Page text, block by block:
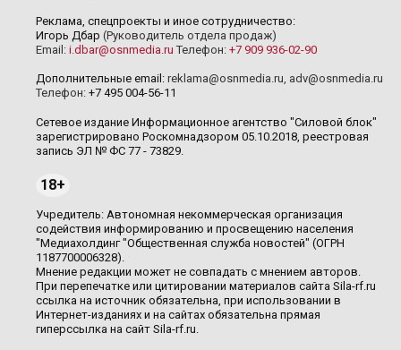
Реклама, спецпроекты и иное сотрудничество:
Игорь Дбар (Руководитель отдела продаж)
Email: i.dbar@osnmedia.ru Телефон: +7 909 936-02-90
Дополнительные email: reklama@osnmedia.ru, adv@osnmedia.ru
Телефон: +7 495 004-56-11
Сетевое издание Информационное агентство "Силовой блок"
зарегистрировано Роскомнадзором 05.10.2018, реестровая
запись ЭЛ № ФС 77 - 73829.
18+
Учредитель: Автономная некоммерческая организация
содействия информированию и просвещению населения
"Медиахолдинг "Общественная служба новостей" (ОГРН
1187700006328).
Мнение редакции может не совпадать с мнением авторов.
При перепечатке или цитировании материалов сайта Sila-rf.ru
ссылка на источник обязательна, при использовании в
Интернет-изданиях и на сайтах обязательна прямая
гиперссылка на сайт Sila-rf.ru.